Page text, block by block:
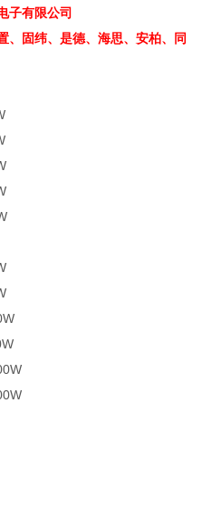
子有限公司
、固纬、是德、海思、安柏、同